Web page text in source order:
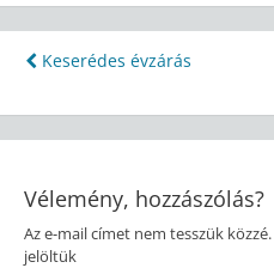
Bejegyzés
navigáció
Keserédes évzárás
Vélemény, hozzászólás?
Az e-mail címet nem tesszük közzé.
jelöltük